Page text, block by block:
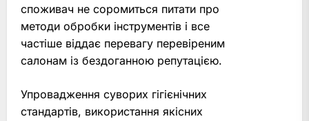
споживач не соромиться питати про
методи обробки інструментів і все
частіше віддає перевагу перевіреним
салонам із бездоганною репутацією.
Упровадження суворих гігієнічних
стандартів, використання якісних